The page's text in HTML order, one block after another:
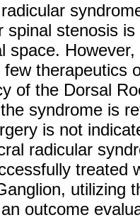
spinal stenosis
space.
therapeutics
of the Dorsal
syndrome is
is not
radicular
treated
utilizing
outcome